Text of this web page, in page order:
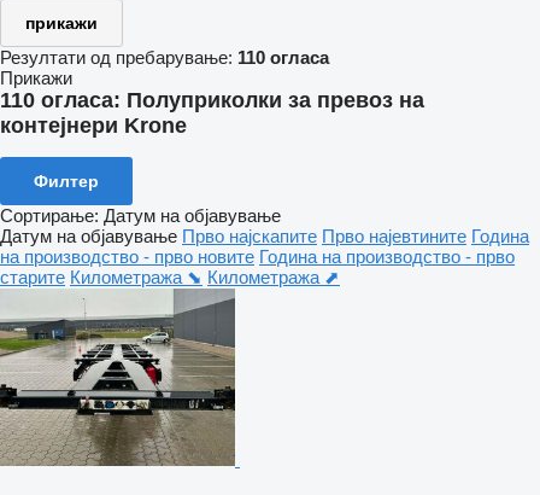
прикажи
Резултати од пребарување: 110 огласа
Прикажи
110 огласа: Полуприколки за превоз на
контејнери Krone
Филтер
Сортирање: Датум на објавување
Датум на објавување Прво најскапите Прво најевтините Година
на производство - прво новите Година на производство - прво
старите Километража ⬊ Километража ⬈